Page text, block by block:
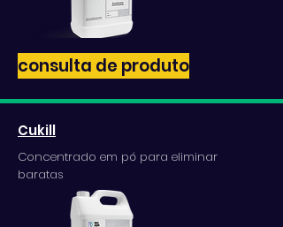
consulta de produto
Cukill
Concentrado em pó para eliminar
baratas